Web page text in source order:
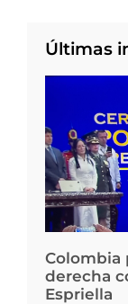
Últimas
Colombia
derecha
Espriella